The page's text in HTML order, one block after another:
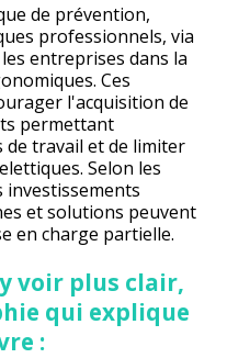
de prévention,
professionnels, via
les entreprises dans la
Ces
l'acquisition de
permettant
travail et de limiter
Selon les
et solutions peuvent
en charge partielle.
voir plus clair,
qui explique
: